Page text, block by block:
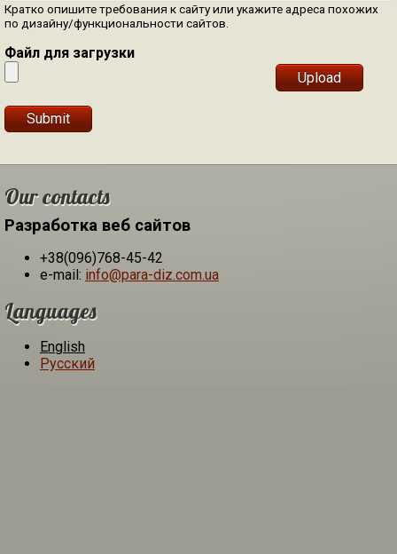
Кратко опишите требования к сайту или укажите адреса похожих
по дизайну/функциональности сайтов.
Файл для загрузки
Our contacts
Разработка веб сайтов
+38(096)768-45-42
e-mail: info@para-diz.com.ua
Languages
English
Русский